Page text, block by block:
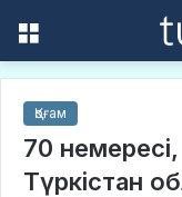
Қоғам
70 немересі,
Түркістан